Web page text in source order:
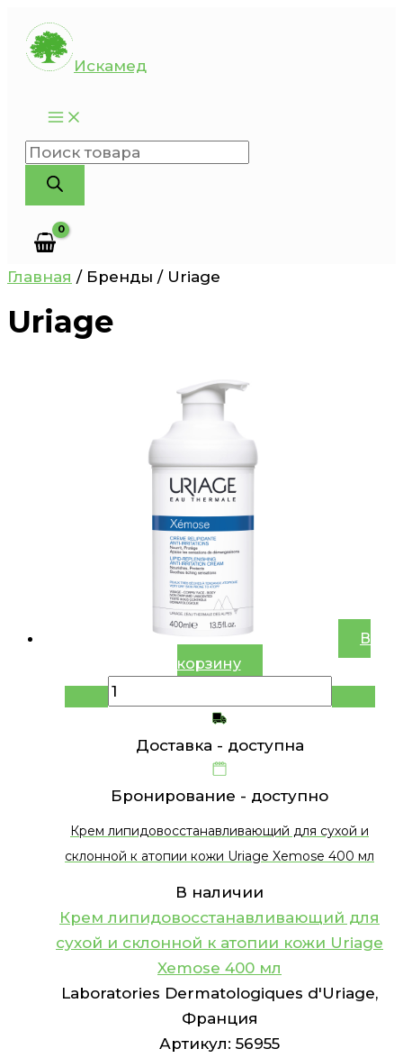
Перейти
содержимому
Искамед
Поиск
товаров
Главная / Бренды / Uriage
Uriage
В
корзину
Доставка - доступна
Бронирование - доступно
Крем липидовосстанавливающий для сухой и
склонной к атопии кожи Uriage Xemose 400 мл
В наличии
Крем липидовосстанавливающий для
сухой и склонной к атопии кожи Uriage
Xemose 400 мл
Laboratories Dermatologiques d'Uriage,
Франция
Артикул: 56955